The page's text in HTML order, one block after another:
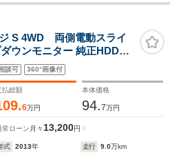
S 4WD 両側電動スライ
ウンモニター 純正HDDナ
パワーシート シートヒー
イト 純正17インチアルミ
談可 360°画像付
払総額
6万円
本体価格
94.7万円
常ローン 月々13,200円
式 2013年 走行 9.0万km